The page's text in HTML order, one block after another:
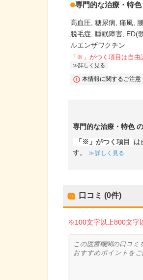
専門的な治療・特色
高血圧 糖尿病 痛風
脱毛症
睡眠障害 ED(
ルエンザワクチン
「※」がつく項目は自由
詳しく見る
本情報に関するご注意
専門的な治療・特色の
「※」がつく項目
は
す。
詳しく見る
口コミ (0件)
※100文字以上800文字